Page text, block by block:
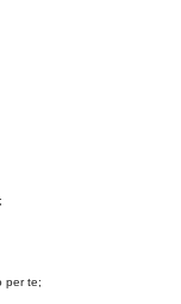
per te;